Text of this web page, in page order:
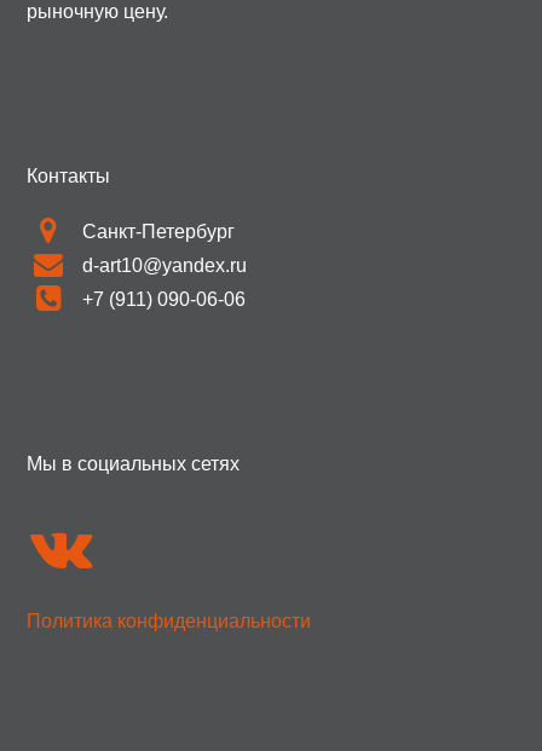
рыночную цену.
Контакты
Санкт-Петербург
d-art10@yandex.ru
+7 (911) 090-06-06
Мы в социальных сетях
Политика конфиденциальности